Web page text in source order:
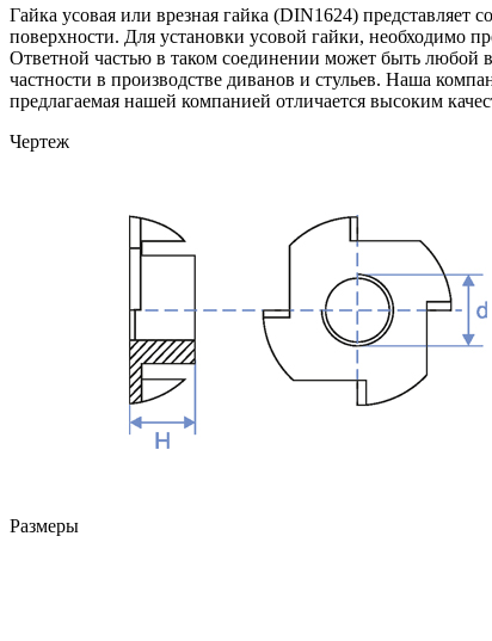
Гайка усовая или врезная гайка (DIN1624)
поверхности. Для установки усовой гайки, необходимо
Ответной частью в таком соединении может быть любой
частности в производстве диванов и стульев. Наша
предлагаемая нашей компанией отличается высоким
Чертеж
Размеры